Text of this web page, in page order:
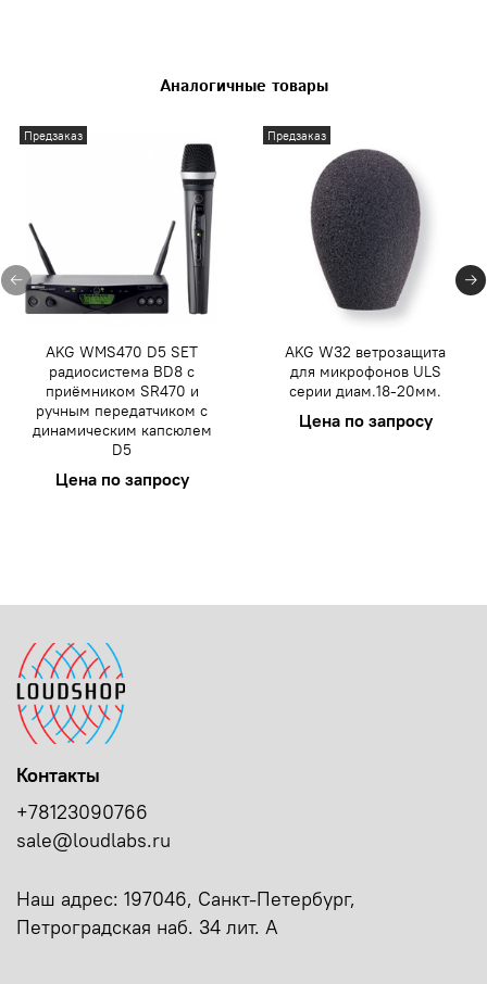
Аналогичные товары
Предзаказ
AKG WMS470 D5 SET
радиосистема BD8 с
приёмником SR470 и
ручным передатчиком с
динамическим капсюлем
D5
Цена по запросу
Предзаказ
AKG W32 ветрозащита
для микрофонов ULS
серии диам.18-20мм.
Цена по запросу
Контакты
+78123090766
sale@loudlabs.ru
Наш адрес: 197046, Санкт-Петербург,
Петроградская наб. 34 лит. А